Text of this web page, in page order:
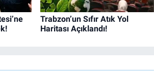
Trabzon’un Sıfır Atık Yol
Haritası Açıklandı!